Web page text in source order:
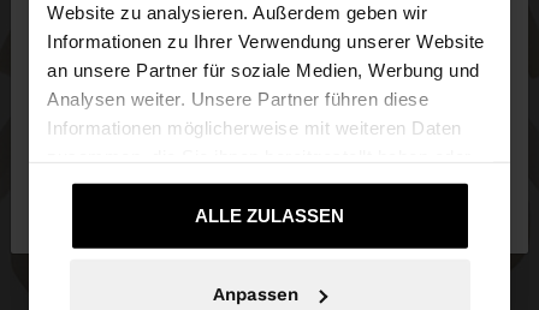
Website zu analysieren. Außerdem geben wir
Informationen zu Ihrer Verwendung unserer Website
an unsere Partner für soziale Medien, Werbung und
Analysen weiter. Unsere Partner führen diese
Informationen möglicherweise mit weiteren Daten
die sie im Rahmen Ihrer Nutzung der Dienste
gesammelt haben.ALLE ZULASSEN
Anpassen
Sie greifen von Luxembourg auf die Website zu.
Möchten Sie unsere United States Website
Luxembourg
Ja, bringen Sie mich
zu United States